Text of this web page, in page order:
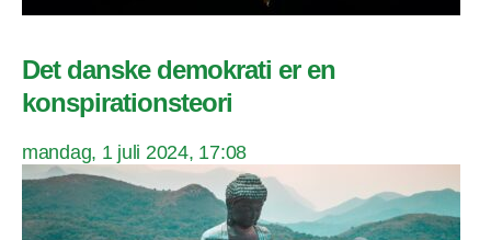
Det danske demokrati er en
konspirationsteori
mandag, 1 juli 2024, 17:08